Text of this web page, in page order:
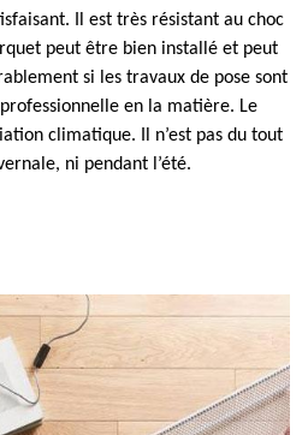
Il est très résistant au choc
peut être bien installé et peut
si les travaux de pose sont
en la matière. Le
climatique. Il n’est pas du tout
ni pendant l’été.